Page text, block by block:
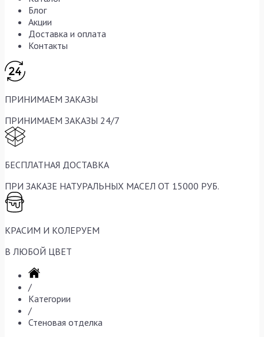
Блог
Акции
Доставка и оплата
Контакты
ПРИНИМАЕМ ЗАКАЗЫ
ПРИНИМАЕМ ЗАКАЗЫ 24/7
БЕСПЛАТНАЯ ДОСТАВКА
ПРИ ЗАКАЗЕ НАТУРАЛЬНЫХ МАСЕЛ ОТ 15000 РУБ.
КРАСИМ И КОЛЕРУЕМ
В ЛЮБОЙ ЦВЕТ
/
Категории
/
Стеновая отделка